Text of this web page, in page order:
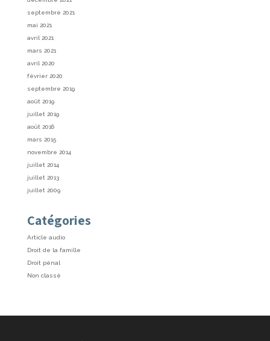
septembre 2021
mai 2021
avril 2021
mars 2021
avril 2020
février 2020
septembre 2019
août 2019
juillet 2019
août 2016
mars 2015
novembre 2014
juillet 2014
juillet 2013
juillet 2009
Catégories
Article audio
Droit de la famille
Droit pénal
Non classé